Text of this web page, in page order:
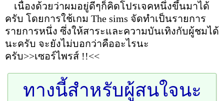
เนื่องด้วยว่าผมอยู่ดีๆก็คิดโปรเจคหนึ่งขึ้นมาได้
ครับ โดยการใช้เกม The sims จัดทำเป็นรายการ
รายการหนึ่ง ซึ่งให้สาระและความบันเทิงกับผู้ชมได้
นะครับ จะยังไม่บอกว่าคืออะไรนะ
ครับ>>เซอร์ไพรส์ !!<<
ทางนี้สำหรับผู้สนใจนะ